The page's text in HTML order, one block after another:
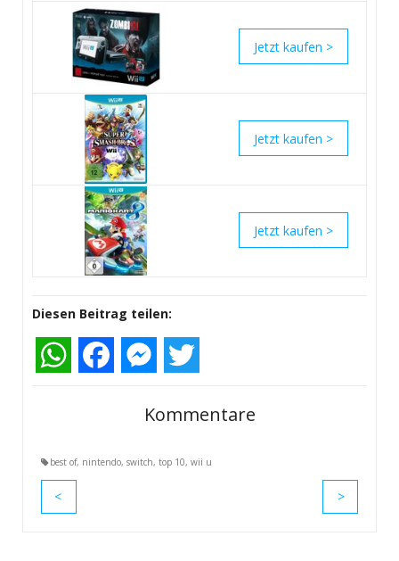
>
>
>
Diesen Beitrag teilen:
WhatsAppFacebookMessenger
Kommentare
best of, nintendo, switch, top 10, wii u
< >